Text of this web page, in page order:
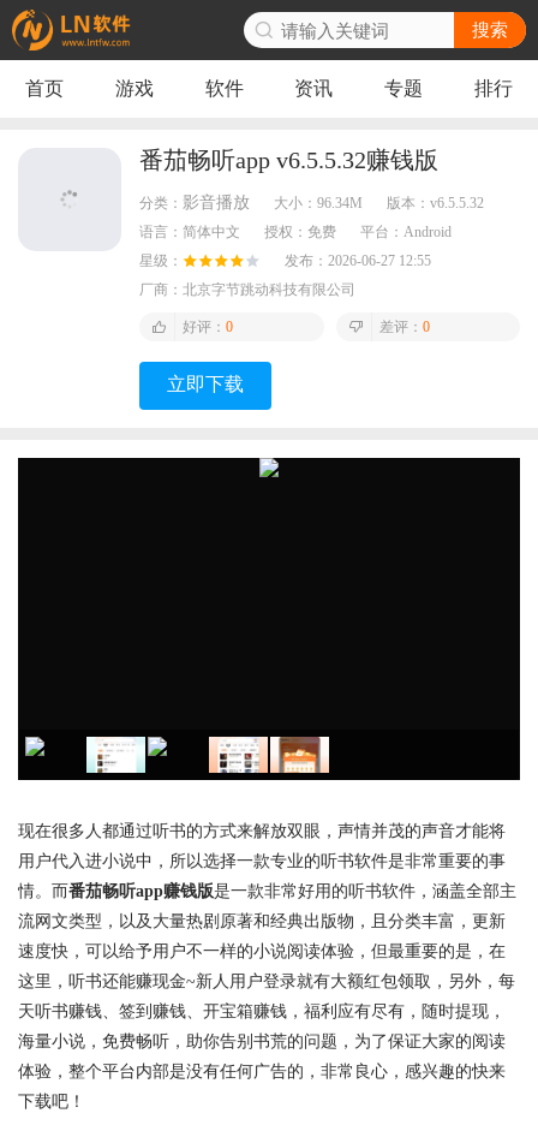
搜索
首页 游戏 软件 资讯 专题 排行
番茄畅听app v6.5.5.32赚钱版
分类： 影音播放 大小： 96.34M 版本： v6.5.5.32
语言： 简体中文 授权： 免费 平台： Android
星级：
发布： 2026-06-27 12:55
厂商： 北京字节跳动科技有限公司
好评： 0 差评： 0
立即下载
现在很多人都通过听书的方式来解放双眼，声情并茂的声音才能将
用户代入进小说中，所以选择一款专业的听书软件是非常重要的事
情。而番茄畅听app赚钱版是一款非常好用的听书软件，涵盖全部主
流网文类型，以及大量热剧原著和经典出版物，且分类丰富，更新
速度快，可以给予用户不一样的小说阅读体验，但最重要的是，在
这里，听书还能赚现金~新人用户登录就有大额红包领取，另外，每
天听书赚钱、签到赚钱、开宝箱赚钱，福利应有尽有，随时提现，
海量小说，免费畅听，助你告别书荒的问题，为了保证大家的阅读
体验，整个平台内部是没有任何广告的，非常良心，感兴趣的快来
下载吧！